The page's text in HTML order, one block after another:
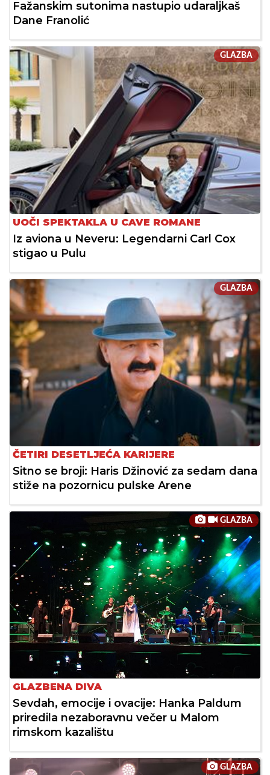
Fažanskim sutonima nastupio udaraljkaš
Dane Franolić
GLAZBA
UOČI SPEKTAKLA U CAVE ROMANE
Iz aviona u Neveru: Legendarni Carl Cox
stigao u Pulu
GLAZBA
ČETIRI DESETLJEĆA KARIJERE
Sitno se broji: Haris Džinović za sedam dana
stiže na pozornicu pulske Arene
GLAZBA
GLAZBENA DIVA
Sevdah, emocije i ovacije: Hanka Paldum
priredila nezaboravnu večer u Malom
rimskom kazalištu
GLAZBA